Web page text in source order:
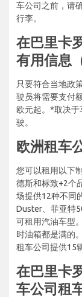
车公司之前，请
行李。
在巴里卡
有用信息
只要符合当地政
驶员将需要支付
欧元起。*取决于
驶。
欧洲租车
您可以租用以下
德斯和标致+2个
场提供12种不同
Duster、菲亚特
可租用汽油车型
时油箱都是满的
租车公司提供15
在巴里卡
车公司租